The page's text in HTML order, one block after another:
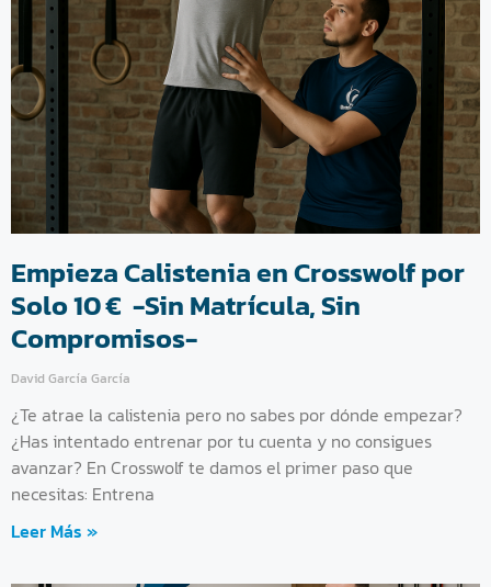
Empieza Calistenia en Crosswolf por
Solo 10 € -Sin Matrícula, Sin
Compromisos-
David García García
¿Te atrae la calistenia pero no sabes por dónde empezar?
¿Has intentado entrenar por tu cuenta y no consigues
avanzar? En Crosswolf te damos el primer paso que
necesitas: Entrena
Leer Más »